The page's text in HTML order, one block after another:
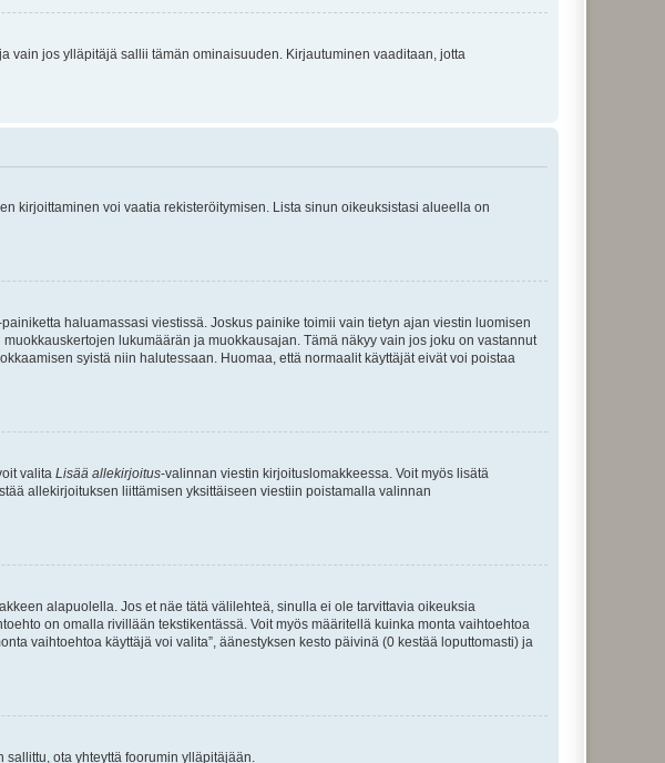
vain jos ylläpitäjä sallii tämän ominaisuuden. Kirjautuminen vaaditaan, jotta
kirjoittaminen voi vaatia rekisteröitymisen. Lista sinun oikeuksistasi alueella on
haluamassasi viestissä. Joskus painike toimii vain tietyn ajan viestin luomisen
lukumäärän ja muokkausajan. Tämä näkyy vain jos joku on vastannut
syistä niin halutessaan. Huomaa, että normaalit käyttäjät eivät voi poistaa
valita Lisää allekirjoitus-valinnan viestin kirjoituslomakkeessa. Voit myös lisätä
allekirjoituksen liittämisen yksittäiseen viestiin poistamalla valinnan
alapuolella. Jos et näe tätä välilehteä, sinulla ei ole tarvittavia oikeuksia
on omalla rivillään tekstikentässä. Voit myös määritellä kuinka monta vaihtoehtoa
vaihtoehtoa käyttäjä voi valita”, äänestyksen kesto päivinä (0 kestää loputtomasti) ja
ota yhteyttä foorumin ylläpitäjään.